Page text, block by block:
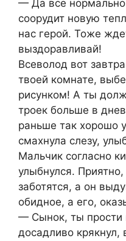
— Да все
соорудит новую
нас герой. Тоже
выздоравливай!
Всеволод вот
твоей комнате,
рисунком! А ты
троек больше в
раньше так хорошо
смахнула слезу,
Мальчик согласно
улыбнулся.
заботятся, а он
обидное, а его,
— Сынок, ты
досадливо крякнул,